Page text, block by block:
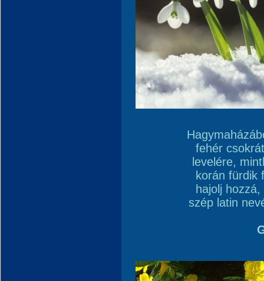
fehér
levelére,
korán fürdik
hajolj
szép latin